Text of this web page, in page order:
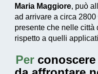
Maria Maggiore, può
ad arrivare a circa 2800
presente che nelle città
rispetto a quelli
Per